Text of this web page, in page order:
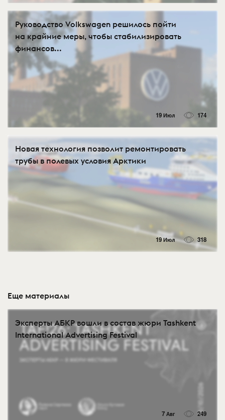
Руководство Volkswagen решилось пойти
на крайние меры, чтобы стабилизировать
финансов...
19 Июл 174
Новая технология позволит ремонтировать
трубы в полевых условия Арктики
19 Июл 318
Еще материалы
Эксперты АБКР вошли в состав жюри Tashkent
International Advertising Festival
7 Авг 249